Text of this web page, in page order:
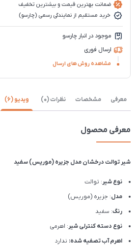
ضمانت بهترین قیمت و بیشترین تخفیف
خرید مستقیم از نمایندگی رسمی (چارسو)
موجود در انبار چارسو
ارسال فوری
مشاهده روش های ارسال
معرفی مشخصات نظرات (0) ویدیو (6)
معرفی محصول
شیر توالت درخشان مدل جزیره (موریس) سفید
نوع شیر: توالت
مدل: جزیره (موریس)
رنگ: سفید
نوع دسته کنترلی شیر: اهرمی
اهرم آب تصفیه شده: ندارد